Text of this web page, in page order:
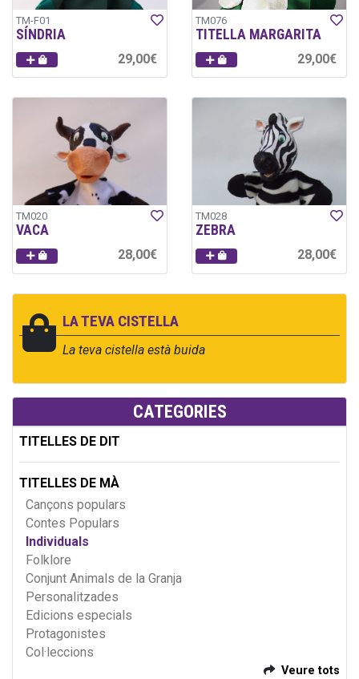
LA TEVA CISTELLA
La teva cistella està buida
CATEGORIES
TITELLES DE DIT
TITELLES DE MÀ
Cançons populars
Contes Populars
Individuals
Folklore
Conjunt Animals de la Granja
Personalitzades
Edicions especials
Protagonistes
Col·leccions
Veure tots
TM-F01
SÍNDRIA
29,00€
TM076
TITELLA MARGARITA
29,00€
TM020
VACA
28,00€
TM028
ZEBRA
28,00€